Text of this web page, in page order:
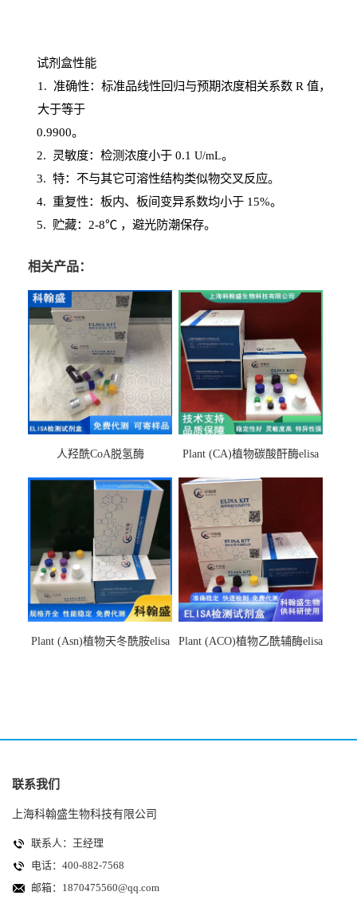
试剂盒性能
1 . 准确性：标准品线性回归与预期浓度相关系数 R 值，
大于等于
0.9900。
2. 灵敏度：检测浓度小于0.1 U/mL。
3. 特：不与其它可溶性结构类似物交叉反应。
4. 重复性：板内、板间变异系数均小于15%。
5. 贮藏：2-8℃ ，避光防潮保存。
相关产品：
人羟酰CoA脱氢酶
Plant (CA)植物碳酸酐酶elisa
Plant (Asn)植物天冬酰胺elisa
Plant (ACO)植物乙酰辅酶elisa
联系我们
上海科翰盛生物科技有限公司
联系人：王经理
电话：400-882-7568
邮箱： 1870475560@qq.com